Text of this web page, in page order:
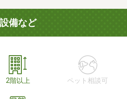
設備など
2階以上 ペット相談可